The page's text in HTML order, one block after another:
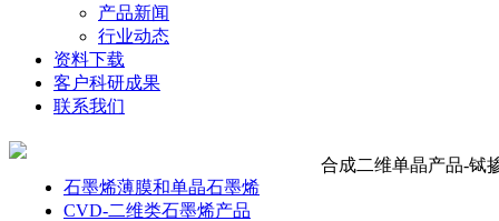
产品新闻
行业动态
资料下载
客户科研成果
联系我们
石墨烯薄膜和单晶石墨烯
CVD-二维类石墨烯产品
合成二维单晶产品-铽